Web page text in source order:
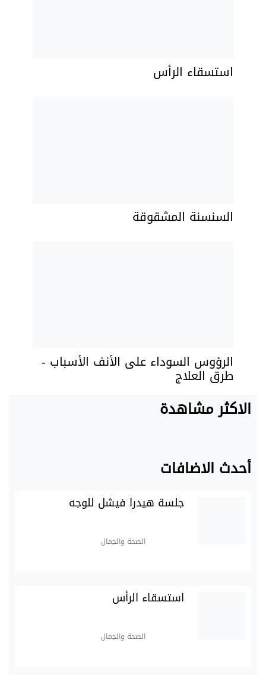
استسقاء الرأس
السنسنة المشقوقة
الرؤوس السوداء على الأنف الأسباب -
طرق العلاج
الاكثر مشاهدة
أحدث الاضافات
جلسة هيدرا فيشل للوجه
الصحة والجمال
استسقاء الرأس
الصحة والجمال